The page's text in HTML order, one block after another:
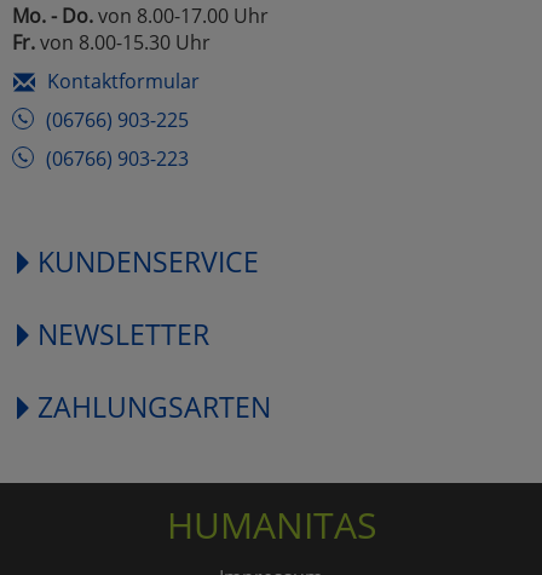
Mo. - Do.von 8.00-17.00 Uhr
Fr.von 8.00-15.30 Uhr
Kontaktformular
(06766) 903-225
(06766) 903-223
KUNDENSERVICE
NEWSLETTER
ZAHLUNGSARTEN
HUMANITAS